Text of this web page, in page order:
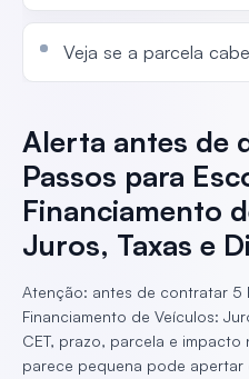
Veja se a parcela
Alerta antes de
Passos para
Financiamento
Juros, Taxas e
Atenção: antes de contratar 5
Financiamento de Veículos:
CET, prazo, parcela e impacto
parece pequena pode